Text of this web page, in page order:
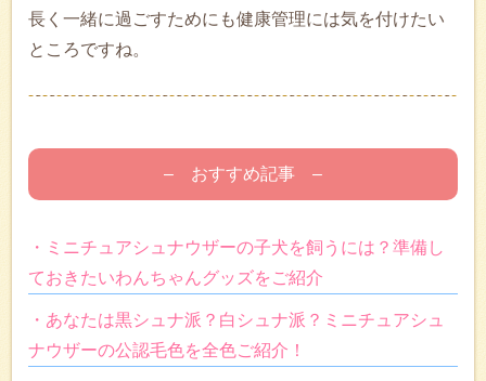
長く一緒に過ごすためにも健康管理には気を付けたい
ところですね。
– おすすめ記事 –
・ミニチュアシュナウザーの子犬を飼うには？準備し
ておきたいわんちゃんグッズをご紹介
・あなたは黒シュナ派？白シュナ派？ミニチュアシュ
ナウザーの公認毛色を全色ご紹介！